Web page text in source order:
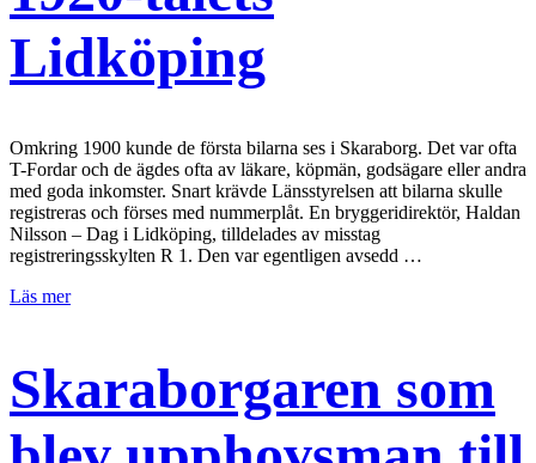
Lidköping
Omkring 1900 kunde de första bilarna ses i Skaraborg. Det var ofta
T-Fordar och de ägdes ofta av läkare, köpmän, godsägare eller andra
med goda inkomster. Snart krävde Länsstyrelsen att bilarna skulle
registreras och förses med nummerplåt. En bryggeridirektör, Haldan
Nilsson – Dag i Lidköping, tilldelades av misstag
registreringsskylten R 1. Den var egentligen avsedd …
Läs mer
Skaraborgaren som